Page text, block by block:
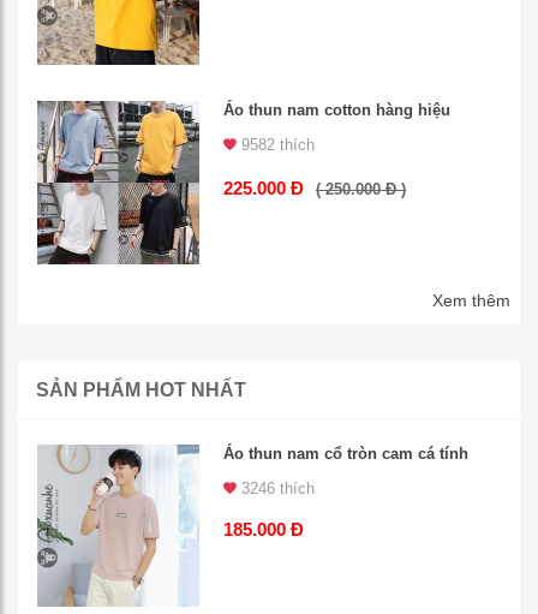
Áo thun nam cotton hàng hiệu
9582 thích
225.000 Đ ( 250.000 Đ )
Xem thêm
SẢN PHẨM HOT NHẤT
Áo thun nam cổ tròn cam cá tính
3246 thích
185.000 Đ